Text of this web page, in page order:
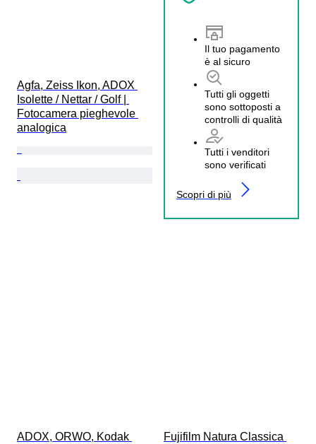
Il tuo pagamento
è al sicuro
Tutti gli oggetti
sono sottoposti a
controlli di qualità
Tutti i venditori
sono verificati
Scopri di più
Agfa, Zeiss Ikon, ADOX
Isolette / Nettar / Golf |
Fotocamera pieghevole
analogica
ADOX, ORWO, Kodak
Fujifilm Natura Classica